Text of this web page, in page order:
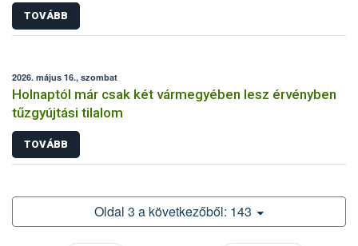
TOVÁBB
2026. május 16., szombat
Holnaptól már csak két vármegyében lesz érvényben
tűzgyújtási tilalom
TOVÁBB
Oldal 3 a következőből: 143